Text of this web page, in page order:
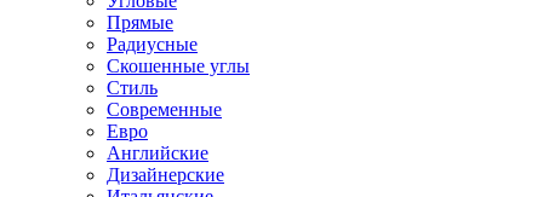
Прямые
Радиусные
Скошенные углы
Стиль
Современные
Евро
Английские
Дизайнерские